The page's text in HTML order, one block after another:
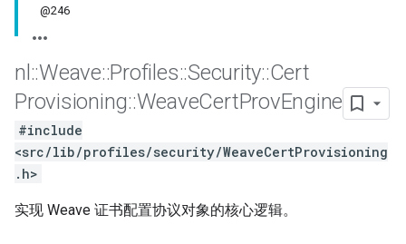
@246
nl ::Weave::Profiles::Security::Cert
Provisioning::WeaveCertProvEngine
#include
<src/lib/profiles/security/WeaveCertProvisioning
.h>
实现 Weave 证书配置协议对象的核心逻辑。